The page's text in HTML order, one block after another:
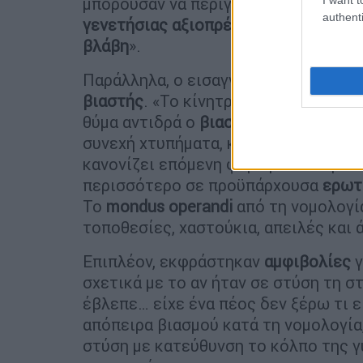
γενετήσιας αξιοπρέπειας
εξύβριση,
βλάβη».
Παράλληλα, ο εισαγγελέας
βιαστής. «Το κίνητρο των βιαστών
θύμα αντιδρά ο βιαστής
συνεχή χτυπήματα, και όχι στην
κανονίζει επόμενη φορά με το θύμα
περισσότερο σε προϋπάρχουσα
Το mondus operandi από τη
τοποθεσίες, χαστούκια, απειλές και
Επιπλέον, εκφράστηκαν αμφιβολίες
σχετικά με το αν ήταν σε στύση τη
έβλεπε… είχε ένα πέος δεν ξέρω τι
απόπειρα βιασμού κατά τη
στύση με κατεύθυνση το κόλπο της